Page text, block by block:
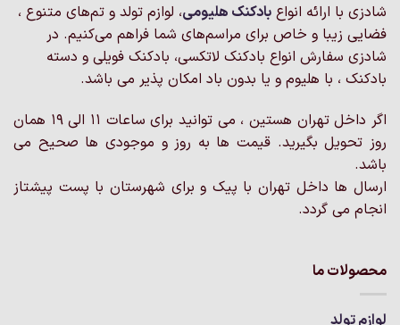
شادزی با ارائه انواع بادکنک‌ هلیومی، لوازم تولد و تم‌های متنوع ،
فضایی زیبا و خاص برای مراسم‌های شما فراهم می‌کنیم. در
شادزی سفارش انواع بادکنک لاتکسی، بادکنک فویلی و دسته
بادکنک ، با هلیوم و یا بدون باد امکان پذیر می باشد.
اگر داخل تهران هستین ، می توانید برای ساعات 11 الی 19 همان
روز تحویل بگیرید. قیمت ها به روز و موجودی ها صحیح می
باشد.
ارسال ها داخل تهران با پیک و برای شهرستان با پست پیشتاز
انجام می گردد.
محصولات ما
لوازم تولد